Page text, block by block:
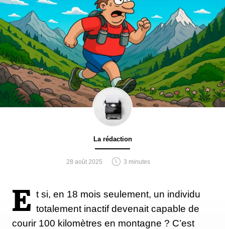
La rédaction
28 août 2025 3 minutes
E t si, en 18 mois seulement, un individu
totalement inactif devenait capable de
courir 100 kilomètres en montagne ? C’est